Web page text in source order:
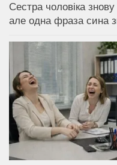
Сестра чоловіка
але одна фраза сина